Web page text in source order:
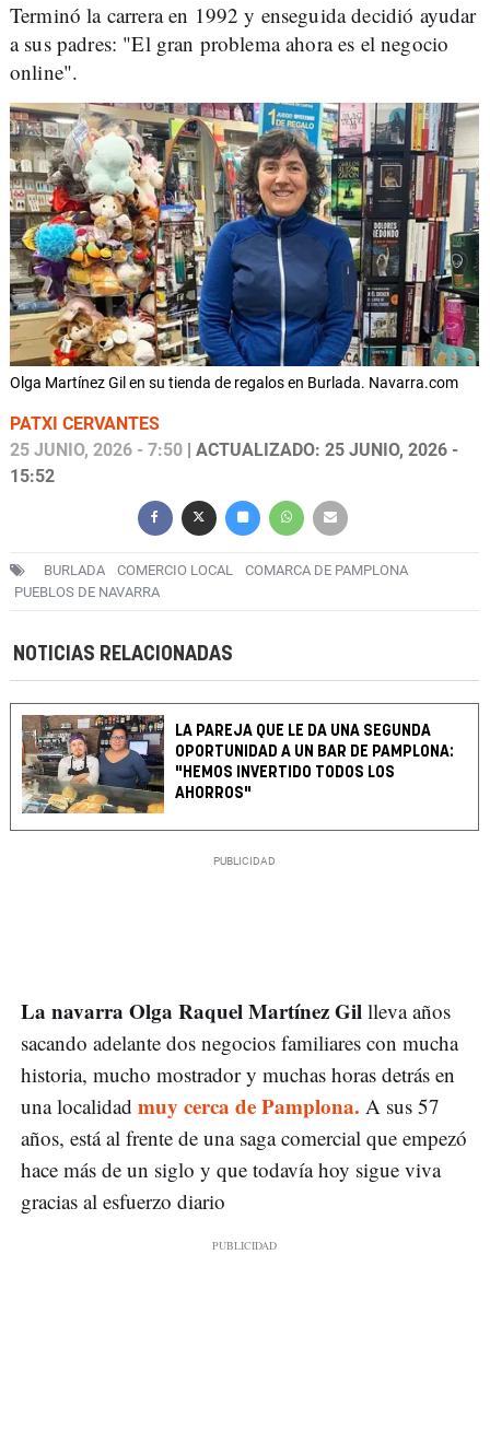
Terminó la carrera en 1992 y enseguida decidió ayudar
a sus padres: "El gran problema ahora es el negocio
online".
Olga Martínez Gil en su tienda de regalos en Burlada. Navarra.com
PATXI CERVANTES
25 JUNIO, 2026 - 7:50 | ACTUALIZADO: 25 JUNIO, 2026 -
15:52
BURLADA COMERCIO LOCAL
COMARCA DE PAMPLONA
PUEBLOS DE NAVARRA
NOTICIAS RELACIONADAS
LA PAREJA QUE LE DA UNA SEGUNDA
OPORTUNIDAD A UN BAR DE PAMPLONA:
"HEMOS INVERTIDO TODOS LOS
AHORROS"
La navarra Olga Raquel Martínez Gil lleva años
sacando adelante dos negocios familiares con mucha
historia, mucho mostrador y muchas horas detrás en
una localidad muy cerca de Pamplona. A sus 57
años, está al frente de una saga comercial que empezó
hace más de un siglo y que todavía hoy sigue viva
gracias al esfuerzo diario